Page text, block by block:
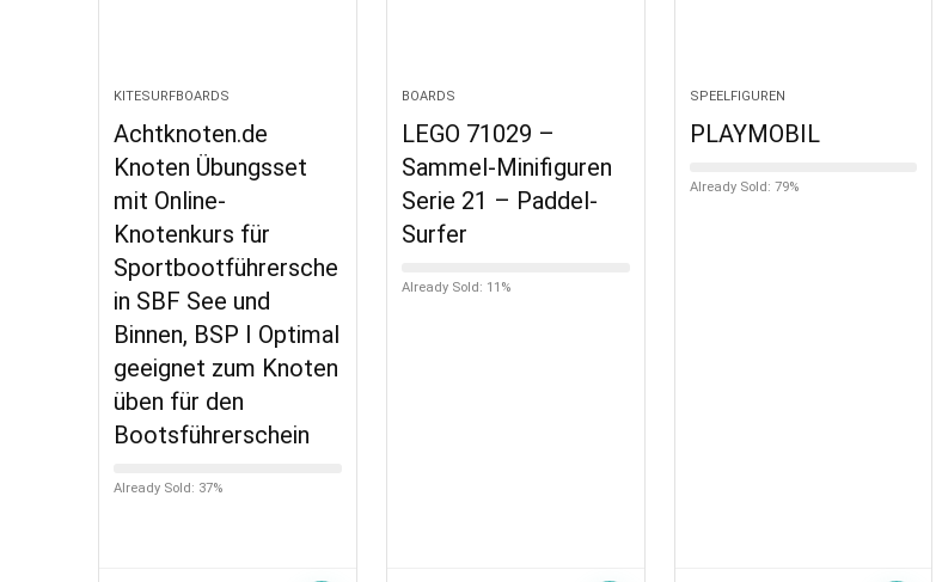
KITESURFBOARDS
Achtknoten.de
Knoten Übungsset
mit Online-
Knotenkurs für
Sportbootführersche
in SBF See und
Binnen, BSP I Optimal
geeignet zum Knoten
üben für den
Bootsführerschein
Already Sold: 37%
BOARDS
LEGO 71029 –
Sammel-Minifiguren
Serie 21 – Paddel-
Surfer
Already Sold: 11%
SPEELFIGUREN
PLAYMOBIL
Already Sold: 79%